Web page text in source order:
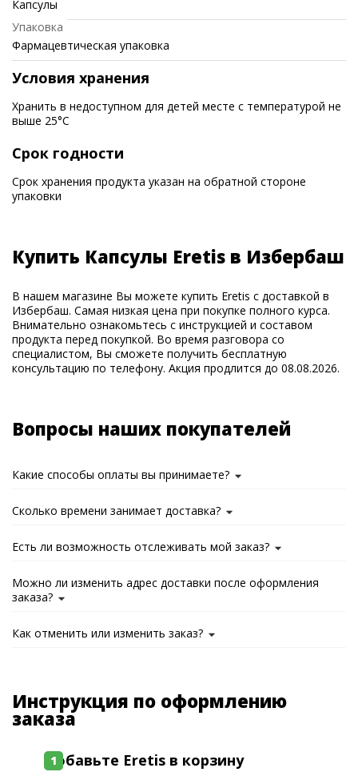
Капсулы
Упаковка
Фармацевтическая упаковка
Условия хранения
Хранить в недоступном для детей месте с температурой не
выше 25°C
Срок годности
Срок хранения продукта указан на обратной стороне
упаковки
Купить Капсулы Eretis в Избербаш
В нашем магазине Вы можете купить Eretis с доставкой в
Избербаш. Самая низкая цена при покупке полного курса.
Внимательно ознакомьтесь с инструкцией и составом
продукта перед покупкой. Во время разговора со
специалистом, Вы сможете получить бесплатную
консультацию по телефону. Акция продлится до 08.08.2026.
Вопросы наших покупателей
Какие способы оплаты вы принимаете?
Сколько времени занимает доставка?
Есть ли возможность отслеживать мой заказ?
Можно ли изменить адрес доставки после оформления
заказа?
Как отменить или изменить заказ?
Инструкция по оформлению
заказа
Добавьте Eretis в корзину